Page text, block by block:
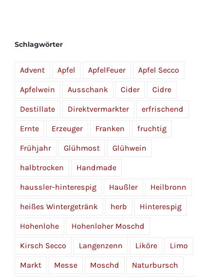
Schlagwörter
Advent Apfel ApfelFeuer Apfel Secco
Apfelwein Ausschank Cider Cidre
Destillate Direktvermarkter erfrischend
Ernte Erzeuger Franken fruchtig
Frühjahr Glühmost Glühwein
halbtrocken Handmade
haussler-hinterespig Haußler Heilbronn
heißes Wintergetränk herb Hinterespig
Hohenlohe Hohenloher Moschd
Kirsch Secco Langenzenn Liköre Limo
Markt Messe Moschd Naturbursch